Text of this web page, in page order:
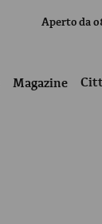
Aperto da
Magazine